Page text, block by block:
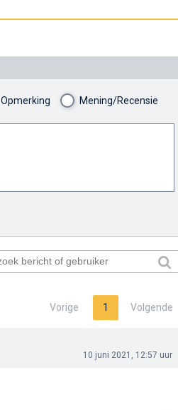
Opmerking Mening/Recensie
Vorige 1 Volgende
10 juni 2021, 12:57 uur